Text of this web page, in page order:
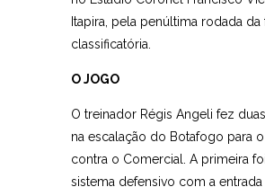
Itapira, pela penúltima rodada da
classificatória.
O JOGO
O treinador Régis Angeli fez
na escalação do Botafogo para
contra o Comercial. A primeira
sistema defensivo com a entrada